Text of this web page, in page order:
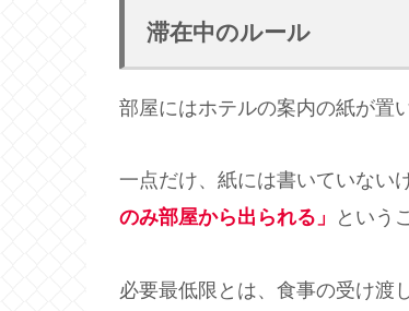
滞在中のルール
部屋にはホテルの案内の紙が置
一点だけ、紙には書いていない
のみ部屋から出られる」
という
必要最低限とは、食事の受け渡